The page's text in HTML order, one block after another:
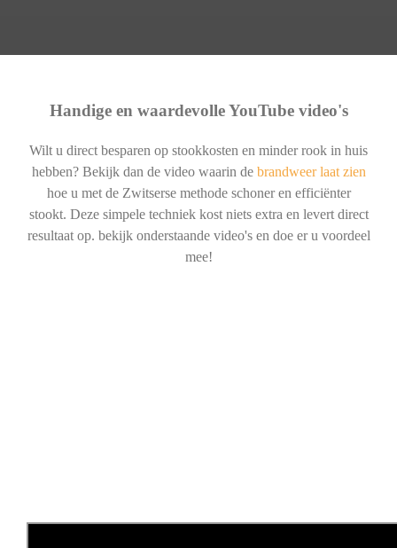
Handige en waardevolle YouTube video's
Wilt u direct besparen op stookkosten en minder rook in huis
hebben? Bekijk dan de video waarin de brandweer laat zien
hoe u met de Zwitserse methode schoner en efficiënter
stookt. Deze simpele techniek kost niets extra en levert direct
resultaat op. bekijk onderstaande video's en doe er u voordeel
mee!